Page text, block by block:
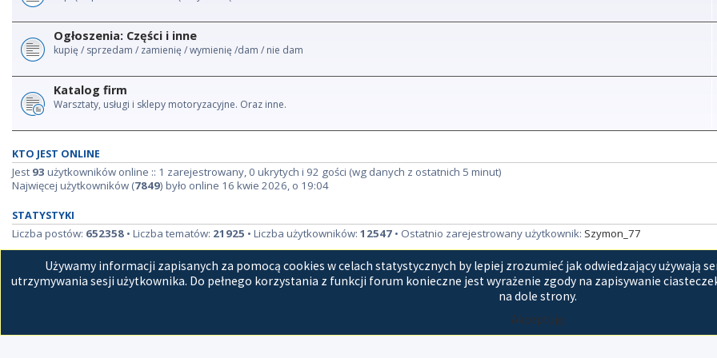
Ogłoszenia: Części i inne
kupię / sprzedam / zamienię / wymienię /dam / nie dam
Katalog firm
Warsztaty, usługi i sklepy motoryzacyjne. Oraz inne.
KTO JEST ONLINE
Jest 93 użytkowników online :: 1 zarejestrowany, 0 ukrytych i 92 gości (wg danych z ostatnich 5 minut)
Najwięcej użytkowników (7849) było online 16 kwie 2026, o 19:04
STATYSTYKI
Liczba postów: 652358 • Liczba tematów: 21925 • Liczba użytkowników: 12547 • Ostatnio zarejestrowany użytkownik: Szymon_77
Używamy informacji zapisanych za pomocą cookies w celach statystycznych by lepiej zrozumieć jak odwiedzający używają
utrzymywania sesji użytkownika. Do pełnego korzystania z funkcji forum konieczne jest wyrażenie zgody na zapisywanie
na dole strony.
Akceptuję
Strona główna Zespół
Regulamin i polityka prywatności
Kontakt z nami
phpBB® Forum Software © phpBB Limited
Polski pakiet językowy dostarcza
GZIP: Off